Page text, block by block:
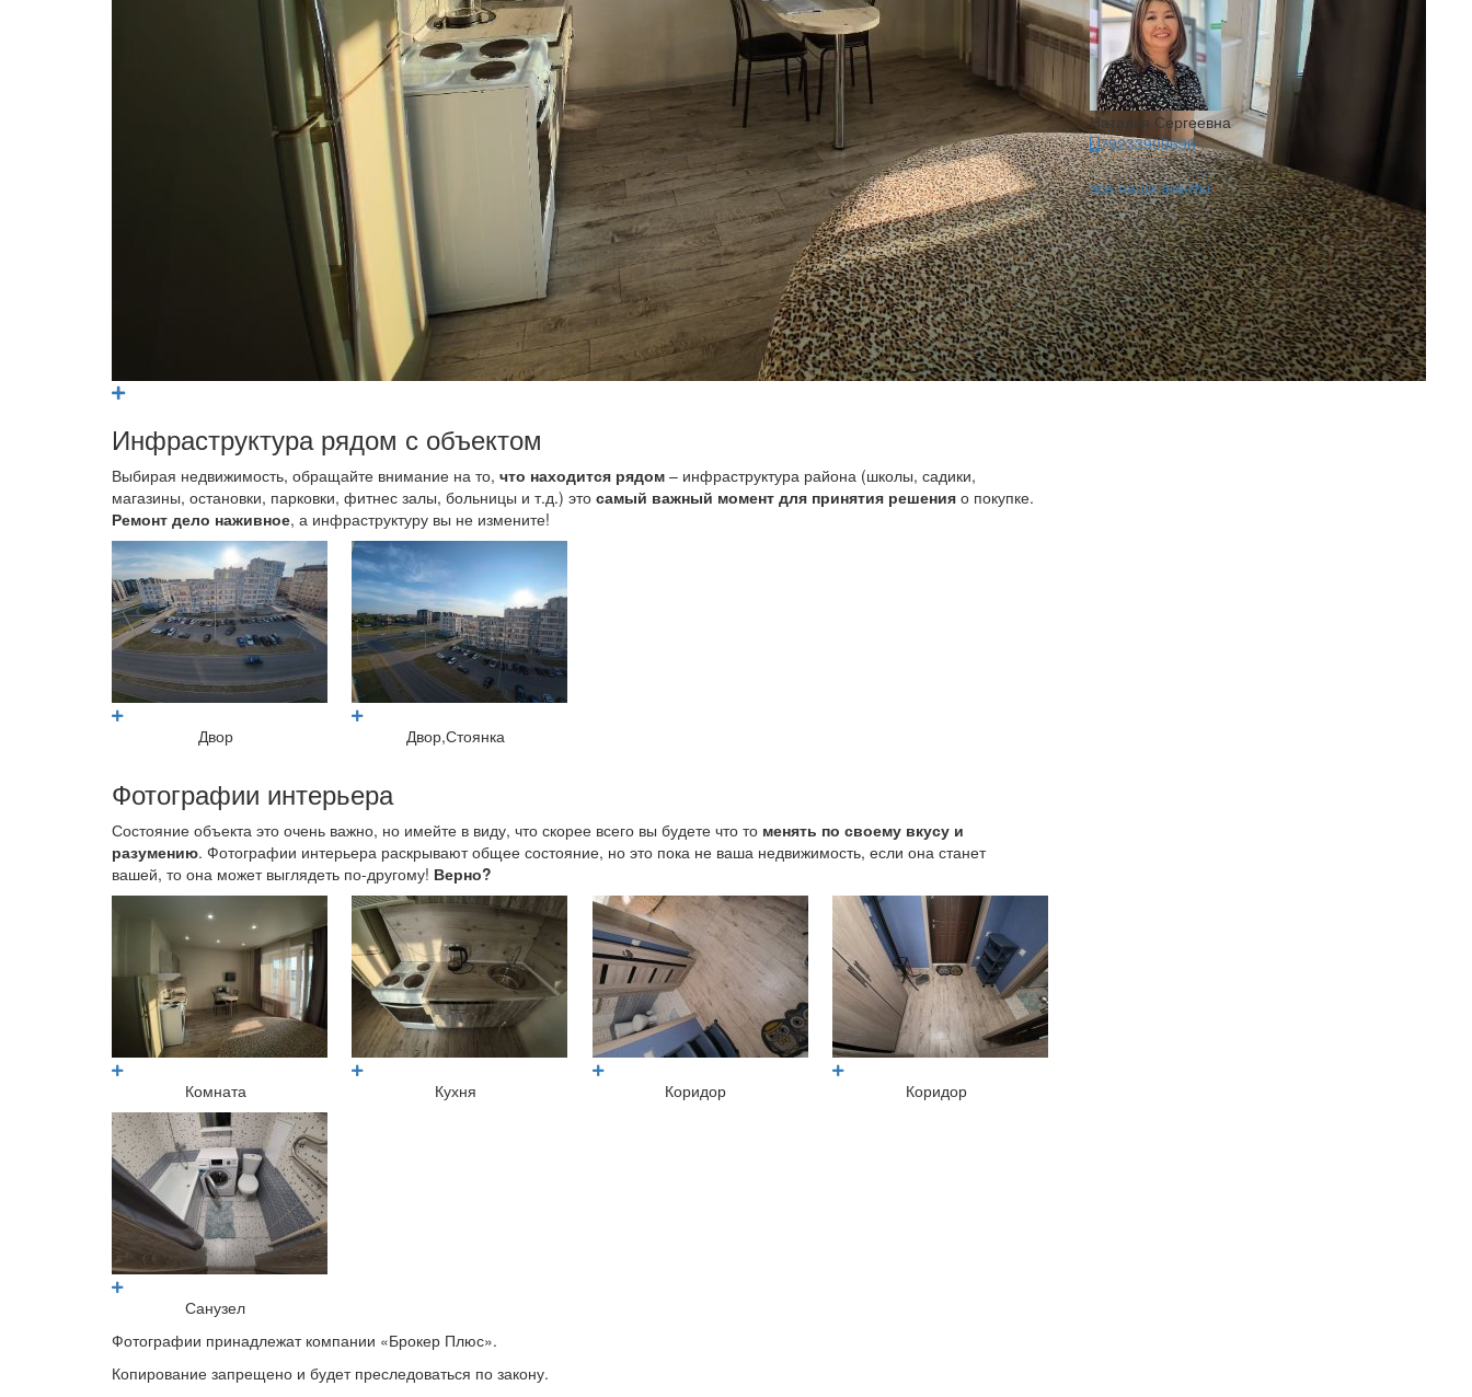
Инфраструктура рядом с объектом
Выбирая недвижимость, обращайте внимание на то, что находится рядом – инфраструктура района (школы, садики,
магазины, остановки, парковки, фитнес залы, больницы и т.д.) это самый важный момент для принятия решения о покупке.
Ремонт дело наживное, а инфраструктуру вы не измените!
Двор Двор,Стоянка
Фотографии интерьера
Состояние объекта это очень важно, но имейте в виду, что скорее всего вы будете что то менять по своему вкусу и
разумению. Фотографии интерьера раскрывают общее состояние, но это пока не ваша недвижимость, если она станет
вашей, то она может выглядеть по-другому! Верно?
Комната Кухня Коридор Коридор
Санузел
Фотографии принадлежат компании «Брокер Плюс».
Копирование запрещено и будет преследоваться по закону.
Наталья Сергеевна
79233909696
все наши агенты